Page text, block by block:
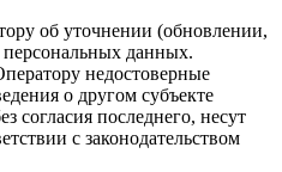
об уточнении (обновлении,
данных.
недостоверные
о другом субъекте
согласия последнего, несут
с законодательством